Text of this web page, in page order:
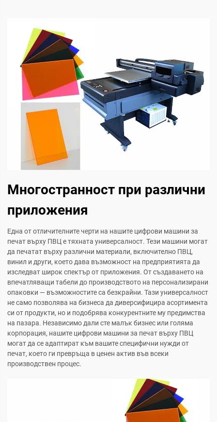
Многостранност при различни
приложения
Една от отличителните черти на нашите цифрови машини за
печат върху ПВЦ е тяхната универсалност. Тези машини могат
да печатат върху различни материали, включително ПВЦ,
винил и други, което дава възможност на предприятията да
изследват широк спектър от приложения. От създаването на
впечатляващи табели до производството на персонализирани
опаковки — възможностите са безкрайни. Тази универсалност
не само позволява на бизнеса да диверсифицира асортимента
си от продукти, но и подобрява конкурентните му предимства
на пазара. Независимо дали сте малък бизнес или голяма
корпорация, нашите цифрови машини за печат върху ПВЦ
могат да се адаптират към вашите специфични нужди от
печат, което ги превръща в ценен актив във всеки
производствен процес.